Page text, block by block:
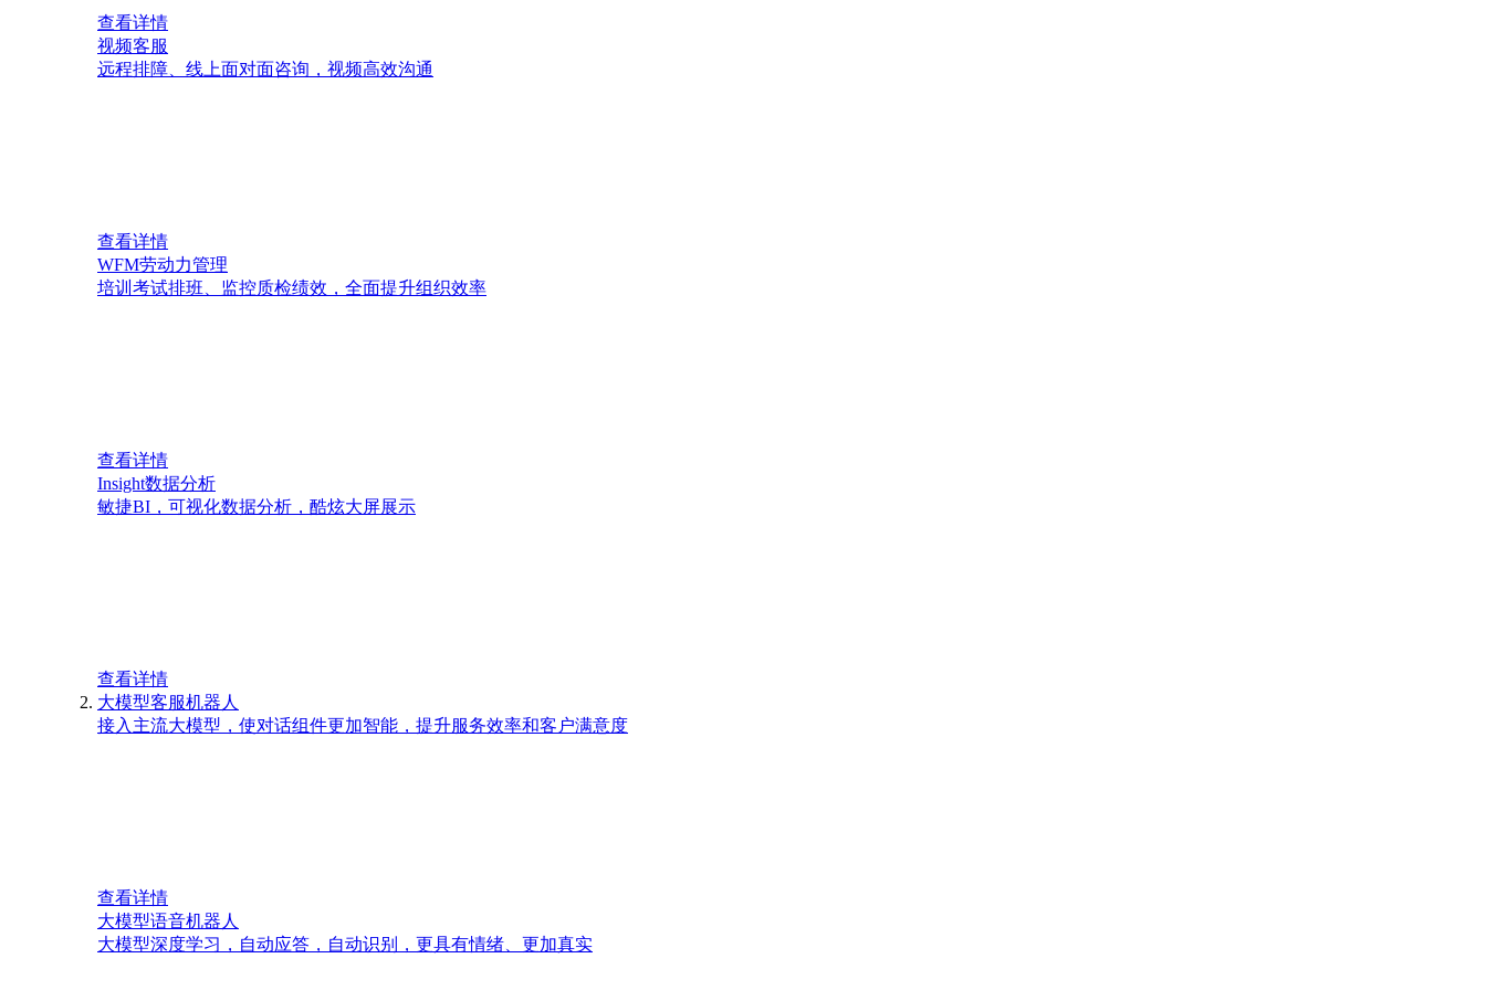
查看详情
视频客服
远程排障、线上面对面咨询，视频高效沟通
查看详情
WFM劳动力管理
培训考试排班、监控质检绩效，全面提升组织效率
查看详情
Insight数据分析
敏捷BI，可视化数据分析，酷炫大屏展示
查看详情
大模型客服机器人
接入主流大模型，使对话组件更加智能，提升服务效率和客户满意度
查看详情
大模型语音机器人
大模型深度学习，自动应答，自动识别，更具有情绪、更加真实